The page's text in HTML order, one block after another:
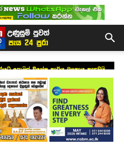
පොලිස් විශේෂ කාර්ය බලකාය කැඳවයි